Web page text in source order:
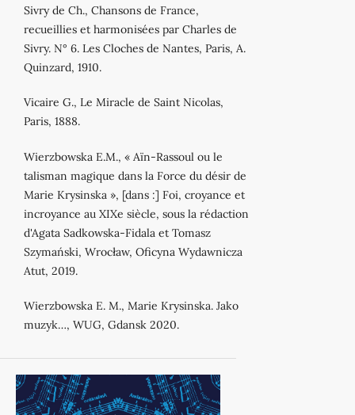
Sivry de Ch., Chansons de France,
recueillies et harmonisées par Charles de
Sivry. N° 6. Les Cloches de Nantes, Paris, A.
Quinzard, 1910.
Vicaire G., Le Miracle de Saint Nicolas,
Paris, 1888.
Wierzbowska E.M., « Aïn-Rassoul ou le
talisman magique dans la Force du désir de
Marie Krysinska », [dans :] Foi, croyance et
incroyance au XIXe siècle, sous la rédaction
d'Agata Sadkowska-Fidala et Tomasz
Szymański, Wrocław, Oficyna Wydawnicza
Atut, 2019.
Wierzbowska E. M., Marie Krysinska. Jako
muzyk…, WUG, Gdansk 2020.